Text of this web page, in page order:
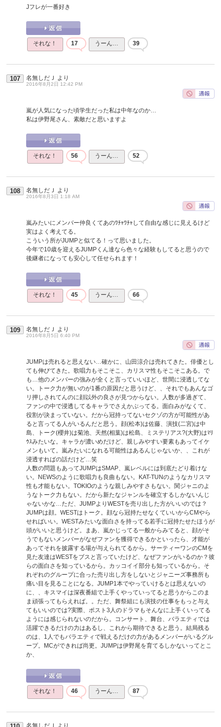
Jフレが一番好き
それな！ 17 うーん… 39
107 名無しだＪ より
2016年8月2日 12:42 PM
嵐が人気になった頃学生だった私は中年なのか…
私は伊野尾さん、素敵だと思いますよ
それな！ 56 うーん… 52
108 名無しだＪ より
2016年8月3日 1:18 AM
嵐みたいにメンバー仲良くてあのﾜﾁｬﾜﾁｬして自由な感じに見えるけど
実はよく考えてる。
こういう所がJUMPと似てる！って思いました。
今年で10歳を迎えるJUMPくん達なら色々な経験もしてると思うので
後継者になっても安心して任せられます！
それな！ 45 うーん… 66
109 名無しだＪ より
2016年8月5日 6:40 PM
JUMPは売れると思えない…確かに、山田涼介は売れてきた。俳優とし
ても伸びてきた。歌唱力もそこそこ、カリスマ性もそこそこある。で
も…他のメンバーの強みが全くと言っていいほど、世間に浸透してな
い。トーク力が無いのが1番の原因だと思うけど、、それでもあんなゴ
リ押しされてんのに顔以外の良さが見つからない。人数が多過ぎて、
ファンの中で浸透してるキャラでさえかぶってる。面白みがなくて、
役割が決まっていない。だから冠持ってないセクゾの方が可能性があ
ると言ってる人がいるんだと思う。顔(松本)は佐藤、演技(二宮)は中
島、トーク(櫻井)は菊池、天然(相葉)は松島、ミステリアス?(大野)はﾏﾘ
ｳｽみたいな。キャラが濃いめだけど、親しみやすい要素もあってイケ
メンもいて。嵐みたいになれる可能性はあるんじゃないか、、これが
浸透すればの話だけど…笑
人数の問題もあってJUMPはSMAP、嵐レベルには到底たどり着けな
い。NEWSのように歌唱力も良曲もない。KAT-TUNのようなカリスマ
性も才能もない。TOKIOのような親しみやすさもない。関ジャニのよ
うなトーク力もない。だから新たなジャンルを確立するしかないんじ
ゃないかな…ただ、JUMPよりWESTを売り出した方がいいのでは？
JUMPは顔。WESTはトーク。顔なら冠持たせなくていいからCMやら
せればいい。WESTみたいな面白さを持ってる若手に冠持たせたほうが
頭がいいと思うけど。まあ、嵐かじってる一般からみてると、顔がそ
うでもないメンバーがなぜファンを獲得できるかといったら、才能が
あってそれを披露する場が与えられてるから。サーティーワンのCMを
見た友達はWESTをブスと言っていたけど、なぜファンがいるのか？彼
らの面白さを知っているから。カッコイイ部分も知っているから。そ
れぞれのグループに合った売り出し方をしないとジャニーズ事務所も
痛い目を見ることになる。JUMP1本でやっていけるとは思えないの
に、、キスマイは深夜番組で上手くやっていってると思うからこのま
ま頑張ってもらえれば。。ただ、舞祭組にも演技の仕事をもっと与え
てもいいのでは?実際、ポスト3人のドラマもそんなに上手くいってる
ようには感じられないのだから。コンサート、舞台、バラエティでは
活躍できるだけの力はあるし、これから期待できると思う。結局残る
のは、1人でもバラエティで戦えるだけの力があるメンバーがいるグル
ープ。MCができれば尚更。JUMPは伊野尾を育てるしかないってとこ
か、
それな！ 46 うーん… 87
名無しだＪ より